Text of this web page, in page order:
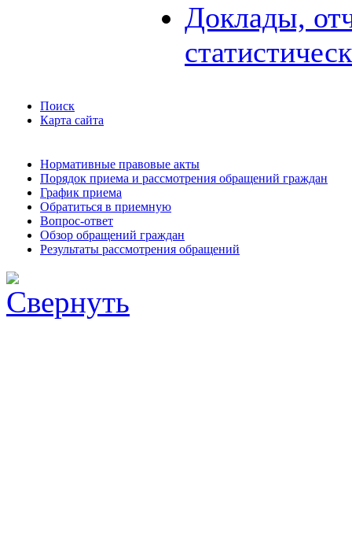
Доклады,
Поиск
Карта сайта
Нормативные правовые акты
Порядок приема и рассмотрения обращений граждан
График приема
Обратиться в приемную
Вопрос-ответ
Обзор обращений граждан
Результаты рассмотрения обращений